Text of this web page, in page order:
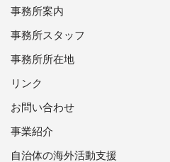
事務所案内
事務所スタッフ
事務所所在地
リンク
お問い合わせ
事業紹介
自治体の海外活動支援